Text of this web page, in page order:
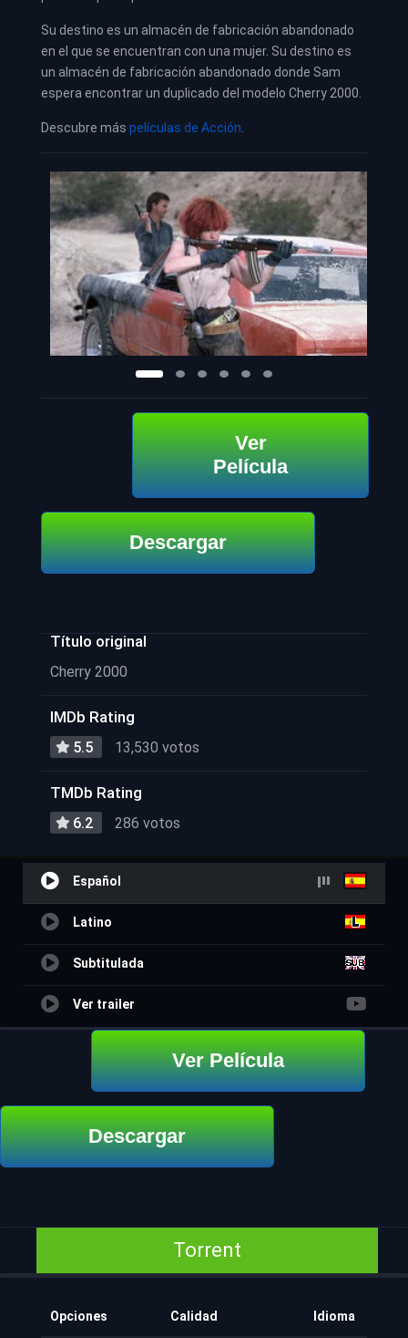
Su destino es un almacén de fabricación abandonado
en el que se encuentran con una mujer. Su destino es
un almacén de fabricación abandonado donde Sam
espera encontrar un duplicado del modelo Cherry 2000.
Descubre más películas de Acción
Ver
Película
Descargar
Título original
Cherry 2000
IMDb Rating
5.5 13,530 votos
TMDb Rating
6.2 286 votos
Español
Latino
Subtitulada
Ver trailer
Ver Película
Descargar
Torrent
Opciones Calidad Idioma